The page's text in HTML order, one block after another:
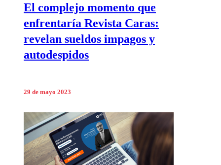
El complejo momento que
enfrentaría Revista Caras:
revelan sueldos impagos y
autodespidos
29 de mayo 2023